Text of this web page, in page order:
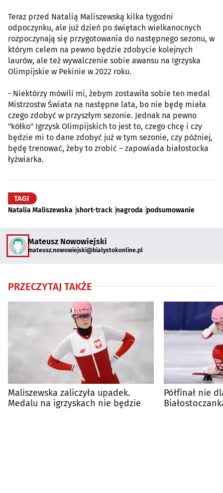
Teraz przed Natalią Maliszewską kilka tygodni
odpoczynku, ale już dzień po świętach wielkanocnych
rozpoczynają się przygotowania do następnego sezonu, w
którym celem na pewno będzie zdobycie kolejnych
laurów, ale też wywalczenie sobie awansu na Igrzyska
Olimpijskie w Pekinie w 2022 roku.
- Niektórzy mówili mi, żebym zostawiła sobie ten medal
Mistrzostw Świata na następne lata, bo nie będę miała
czego zdobyć w przyszłym sezonie. Jednak na pewno
"kółko" Igrzysk Olimpijskich to jest to, czego chcę i czy
będzie mi to dane zdobyć już w tym sezonie, czy później,
będę trenować, żeby to zrobić – zapowiada białostocka
łyżwiarka.
TAGI
Natalia Maliszewska short-track nagroda podsumowanie
Mateusz Nowowiejski
mateusz.nowowiejski@bialystokonline.pl
PRZECZYTAJ TAKŻE
Maliszewska zaliczyła upadek.
Medalu na igrzyskach nie będzie
Półfinał nie